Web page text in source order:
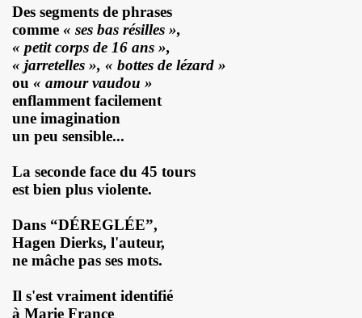
Des segments de phrases
comme « ses bas résilles »,
« petit corps de 16 ans »,
« jarretelles », « bottes de lézard »
ou « amour vaudou »
enflamment facilement
une imagination
un peu sensible...
La seconde face du 45 tours
est bien plus violente.
Dans “DÉREGLÉE”,
Hagen Dierks, l'auteur,
ne mâche pas ses mots.
Il s'est vraiment identifié
à Marie France
THOURY en power rock n roll trio, premiers concerts
trio improvise le 6 janvier 2024 a Rock Paradise) :
"AJASPHERE" le 7 septembre 2023 a la Chapelle
dedicaces pour son livre "On connaît ma chanson" le
(de LA SOURIS DEGLINGUEE) le 15 decembre 2023 au
(concert "A plein cœur") jouent JOHNNY
dans "TRIBU MOVE" numero 275 (novembre 2023).
le 26 aout 2023 a Luzarches (95) et le 16